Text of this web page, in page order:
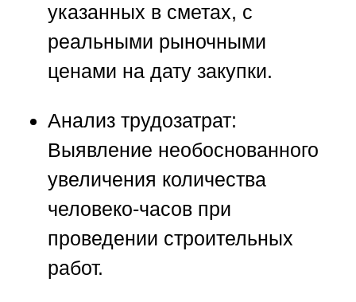
указанных в сметах, с
реальными рыночными
ценами на дату закупки.
Анализ трудозатрат:
Выявление необоснованного
увеличения количества
человеко-часов при
проведении строительных
работ.